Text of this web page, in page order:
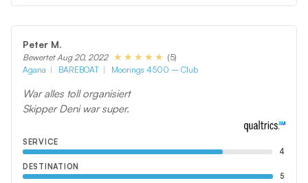
Peter M.
Bewertet Aug 20, 2022
(5)
Agana
BAREBOAT Moorings 4500 – Club
War alles toll organisiert
Skipper Deni war super.
SERVICE
4
DESTINATION
5